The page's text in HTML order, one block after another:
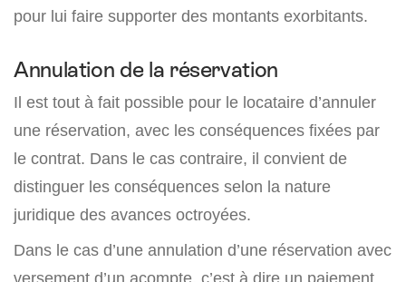
pour lui faire supporter des montants exorbitants.
Annulation de la réservation
Il est tout à fait possible pour le locataire d’annuler
une réservation, avec les conséquences fixées par
le contrat. Dans le cas contraire, il convient de
distinguer les conséquences selon la nature
juridique des avances octroyées.
Dans le cas d’une annulation d’une réservation avec
versement d’un acompte, c’est à dire un paiement